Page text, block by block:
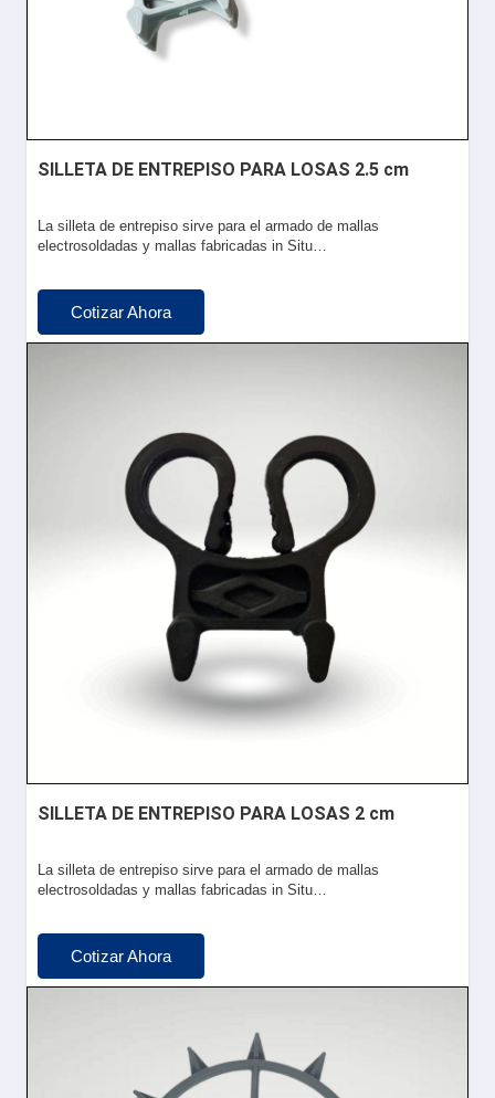
SILLETA DE ENTREPISO PARA LOSAS 2.5 cm
La silleta de entrepiso sirve para el armado de mallas
electrosoldadas y mallas fabricadas in Situ…
Cotizar Ahora
SILLETA DE ENTREPISO PARA LOSAS 2 cm
La silleta de entrepiso sirve para el armado de mallas
electrosoldadas y mallas fabricadas in Situ…
Cotizar Ahora